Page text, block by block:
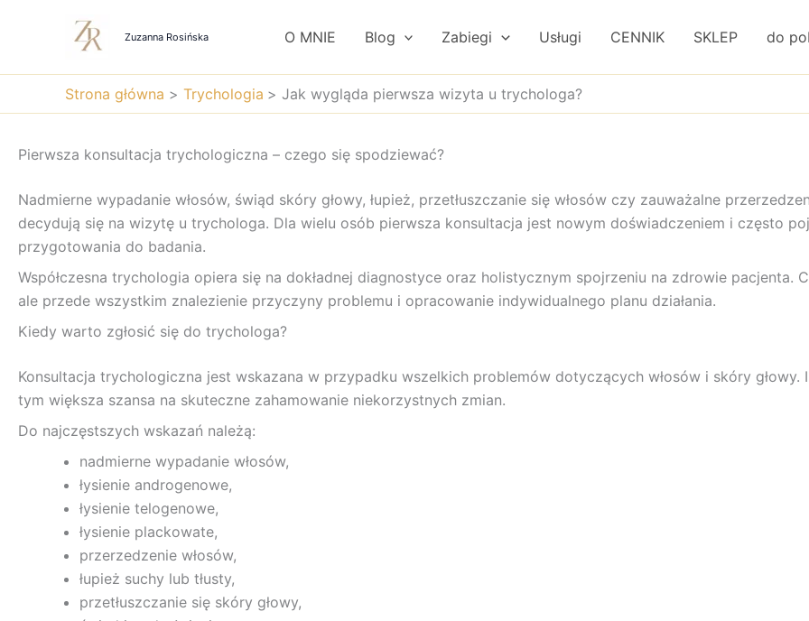
Zuzanna Rosińska O MNIE Blog Zabiegi Usługi CENNIK SKLEP do
Strona główna Trychologia Jak wygląda pierwsza wizyta u trychologa?
Pierwsza konsultacja trychologiczna – czego się spodziewać?
Nadmierne wypadanie włosów, świąd skóry głowy, łupież, przetłuszczanie się włosów czy zauważalne
decydują się na wizytę u trychologa. Dla wielu osób pierwsza konsultacja jest nowym doświadczeniem i często
przygotowania do badania.
Współczesna trychologia opiera się na dokładnej diagnostyce oraz holistycznym spojrzeniu na zdrowie pacjenta.
ale przede wszystkim znalezienie przyczyny problemu i opracowanie indywidualnego planu działania.
Kiedy warto zgłosić się do trychologa?
Konsultacja trychologiczna jest wskazana w przypadku wszelkich problemów dotyczących włosów i skóry
tym większa szansa na skuteczne zahamowanie niekorzystnych zmian.
Do najczęstszych wskazań należą:
nadmierne wypadanie włosów,
łysienie androgenowe,
łysienie telogenowe,
łysienie plackowate,
przerzedzenie włosów,
łupież suchy lub tłusty,
przetłuszczanie się skóry głowy,